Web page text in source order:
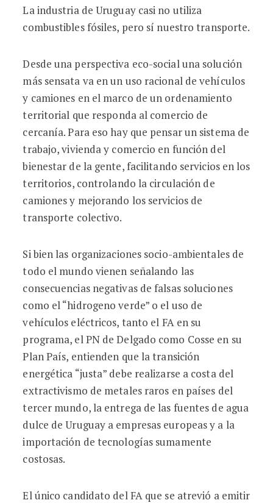
La industria de Uruguay casi no utiliza
combustibles fósiles, pero sí nuestro transporte.
Desde una perspectiva eco-social una solución
más sensata va en un uso racional de vehículos
y camiones en el marco de un ordenamiento
territorial que responda al comercio de
cercanía. Para eso hay que pensar un sistema de
trabajo, vivienda y comercio en función del
bienestar de la gente, facilitando servicios en los
territorios, controlando la circulación de
camiones y mejorando los servicios de
transporte colectivo.
Si bien las organizaciones socio-ambientales de
todo el mundo vienen señalando las
consecuencias negativas de falsas soluciones
como el “hidrogeno verde” o el uso de
vehículos eléctricos, tanto el FA en su
programa, el PN de Delgado como Cosse en su
Plan País, entienden que la transición
energética “justa” debe realizarse a costa del
extractivismo de metales raros en países del
tercer mundo, la entrega de las fuentes de agua
dulce de Uruguay a empresas europeas y a la
importación de tecnologías sumamente
costosas.
El único candidato del FA que se atrevió a emitir